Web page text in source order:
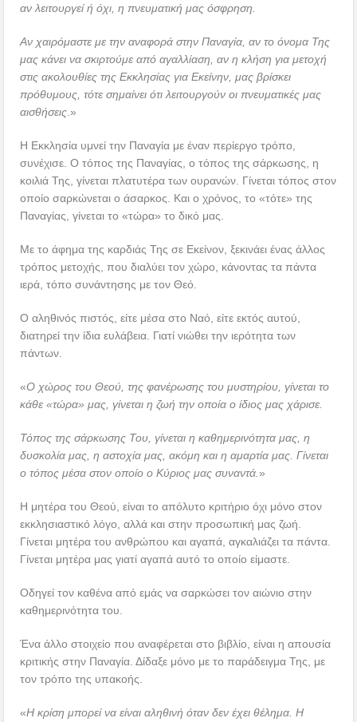
αν λειτουργεί ή όχι, η πνευματική μας όσφρηση.
Αν χαιρόμαστε με την αναφορά στην Παναγία, αν το όνομα Της
μας κάνει να σκιρτούμε από αγαλλίαση, αν η κλήση για μετοχή
στις ακολουθίες της Εκκλησίας για Εκείνην, μας βρίσκει
πρόθυμους, τότε σημαίνει ότι λειτουργούν οι πνευματικές μας
αισθήσεις .»
Η Εκκλησία υμνεί την Παναγία με έναν περίεργο τρόπο,
συνέχισε. Ο τόπος της Παναγίας, ο τόπος της σάρκωσης, η
κοιλιά Της, γίνεται πλατυτέρα των ουρανών. Γίνεται τόπος στον
οποίο σαρκώνεται ο άσαρκος. Και ο χρόνος, το «τότε» της
Παναγίας, γίνεται το «τώρα» το δικό μας.
Με το άφημα της καρδιάς Της σε Εκείνον, ξεκινάει ένας άλλος
τρόπος μετοχής, που διαλύει τον χώρο, κάνοντας τα πάντα
ιερά, τόπο συνάντησης με τον Θεό.
Ο αληθινός πιστός, είτε μέσα στο Ναό, είτε εκτός αυτού,
διατηρεί την ίδια ευλάβεια. Γιατί νιώθει την ιερότητα των
πάντων.
«Ο χώρος του Θεού, της φανέρωσης του μυστηρίου, γίνεται το
κάθε «τώρα» μας, γίνεται η ζωή την οποία ο ίδιος μας χάρισε.
Τόπος της σάρκωσης Του, γίνεται η καθημερινότητα μας, η
δυσκολία μας, η αστοχία μας, ακόμη και η αμαρτία μας. Γίνεται
ο τόπος μέσα στον οποίο ο Κύριος μας συναντά. »
Η μητέρα του Θεού, είναι το απόλυτο κριτήριο όχι μόνο στον
εκκλησιαστικό λόγο, αλλά και στην προσωπική μας ζωή.
Γίνεται μητέρα του ανθρώπου και αγαπά, αγκαλιάζει τα πάντα.
Γίνεται μητέρα μας γιατί αγαπά αυτό το οποίο είμαστε.
Οδηγεί τον καθένα από εμάς να σαρκώσει τον αιώνιο στην
καθημερινότητα του.
Ένα άλλο στοιχείο που αναφέρεται στο βιβλίο, είναι η απουσία
κριτικής στην Παναγία. Δίδαξε μόνο με το παράδειγμα Της, με
τον τρόπο της υπακοής.
«Η κρίση μπορεί να είναι αληθινή όταν δεν έχει θέλημα. Η